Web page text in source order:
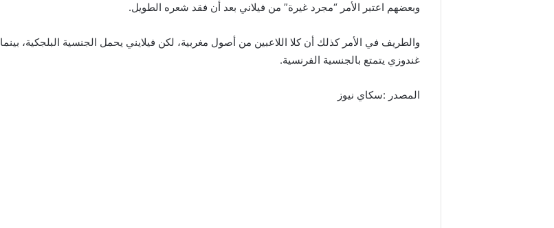
وبعضهم اعتبر الأمر “مجرد غيرة” من فيلاني بعد أن فقد شعره الطويل.
والطريف في الأمر كذلك أن كلا اللاعبين من أصول مغربية، لكن فيلايني يحمل الجنسية البلجكية، بينما
غندوزي يتمتع بالجنسية الفرنسية.
المصدر :سكاي نيوز